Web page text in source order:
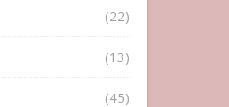
(22)
(13)
(45)